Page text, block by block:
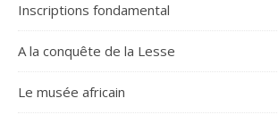
Inscriptions fondamental
A la conquête de la Lesse
Le musée africain